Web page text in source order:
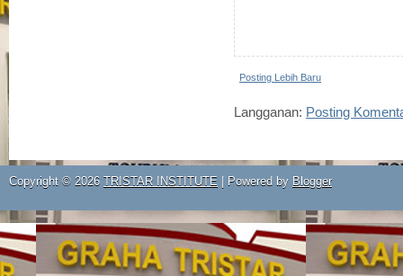
Posting Lebih Baru
Langganan: Posting
Copyright © 2026 TRISTAR INSTITUTE | Powered by Blogger